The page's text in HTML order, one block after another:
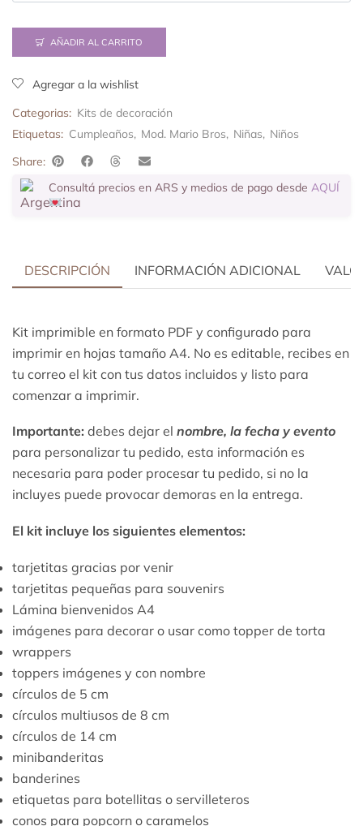
AÑADIR AL CARRITO
Agregar a la wishlist
Categorias: Kits de decoración
Etiquetas: Cumpleaños, Mod. Mario Bros, Niñas, Niños
Share:
Consultá precios en ARS y medios de pago desde AQUÍ
DESCRIPCIÓN INFORMACIÓN ADICIONAL
Kit imprimible en formato PDF y configurado para
imprimir en hojas tamaño A4. No es editable, recibes en
tu correo el kit con tus datos incluidos y listo para
comenzar a imprimir.
Importante: debes dejar el nombre, la fecha y evento
para personalizar tu pedido, esta información es
necesaria para poder procesar tu pedido, si no la
incluyes puede provocar demoras en la entrega.
El kit incluye los siguientes elementos:
tarjetitas gracias por venir
tarjetitas pequeñas para souvenirs
Lámina bienvenidos A4
imágenes para decorar o usar como topper de torta
wrappers
toppers imágenes y con nombre
círculos de 5 cm
círculos multiusos de 8 cm
círculos de 14 cm
minibanderitas
banderines
etiquetas para botellitas o servilleteros
conos para popcorn o caramelos